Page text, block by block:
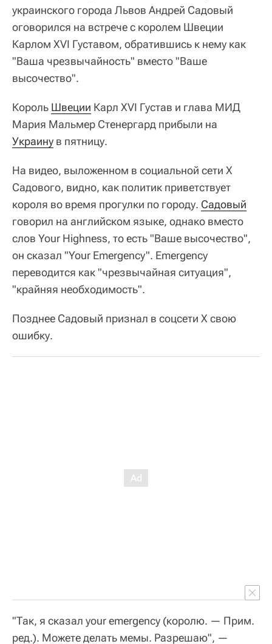
украинского города Львов Андрей Садовый
оговорился на встрече с королем Швеции
Карлом XVI Густавом, обратившись к нему как
"Ваша чрезвычайность" вместо "Ваше
высочество".
Король Швеции Карл XVI Густав и глава МИД
Мария Мальмер Стенергард прибыли на
Украину в пятницу.
На видео, выложенном в социальной сети X
Садового, видно, как политик приветствует
короля во время прогулки по городу. Садовый
говорил на английском языке, однако вместо
слов Your Highness, то есть "Ваше высочество",
он сказал "Your Emergency". Emergency
переводится как "чрезвычайная ситуация",
"крайняя необходимость".
Позднее Садовый признал в соцсети X свою
ошибку.
"Так, я сказал your emergency (королю. — Прим.
ред.). Можете делать мемы. Разрешаю", —